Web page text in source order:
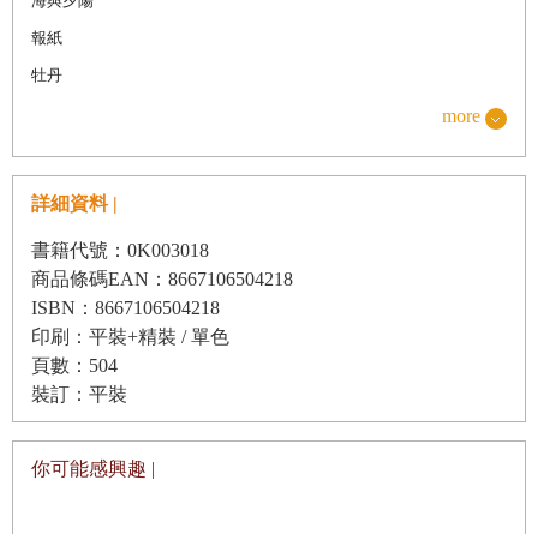
報紙
牡丹
月
解說 三島由紀夫
【書名2】太陽與鐵
太陽與鐵
我青春遍歷的時代
more
詳細資料 |
書籍代號：0K003018
商品條碼EAN：8667106504218
ISBN：8667106504218
印刷：平裝+精裝 / 單色
頁數：504
裝訂：平裝
你可能感興趣 |